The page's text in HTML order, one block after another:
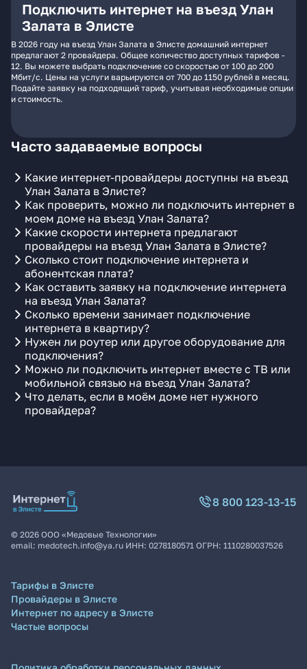
Подключить интернет на въезд Улан
Залата в Элисте
В 2026 году на въезд Улан Залата в Элисте домашний интернет
предлагают 2 провайдера. Общее количество доступных тарифов -
12. Вы можете выбрать подключение со скоростью от 100 до 200
Мбит/с. Цены на услуги варьируются от 700 до 1150 рублей в месяц.
Подайте заявку на подходящий тариф, учитывая необходимые опции
и стоимость.
Часто задаваемые вопросы
Какие интернет-провайдеры доступны на въезд
Улан Залата в Элисте?
Как проверить, можно ли подключить интернет в
моем доме на въезд Улан Залата?
Какие скорости интернета предлагают
провайдеры на въезд Улан Залата в Элисте?
Сколько стоит подключение интернета и
абонентская плата?
Как оставить заявку на подключение интернета
на въезд Улан Залата?
Сколько времени занимает подключение
интернета в квартиру?
Нужен ли роутер или другое оборудование для
подключения?
Можно ли подключить интернет вместе с ТВ или
мобильной связью на въезд Улан Залата?
Что делать, если в моём доме нет нужного
провайдера?
8 800 123-13-15
© 2026 ООО «Медовые Технологии»
email: medotech.info@ya.ru ИНН: 0278180571 ОГРН: 1110280037526
Тарифы в Элисте
Провайдеры в Элисте
Интернет по адресу в Элисте
Частые вопросы